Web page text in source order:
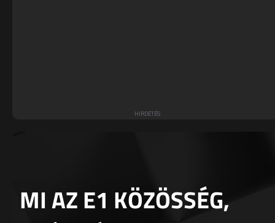
MI AZ E1 KÖZÖSSÉG,